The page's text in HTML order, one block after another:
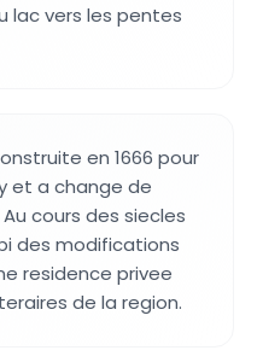
lac vers les pentes
en 1666 pour
et a change de
cours des siecles
des modifications
residence privee
de la region.